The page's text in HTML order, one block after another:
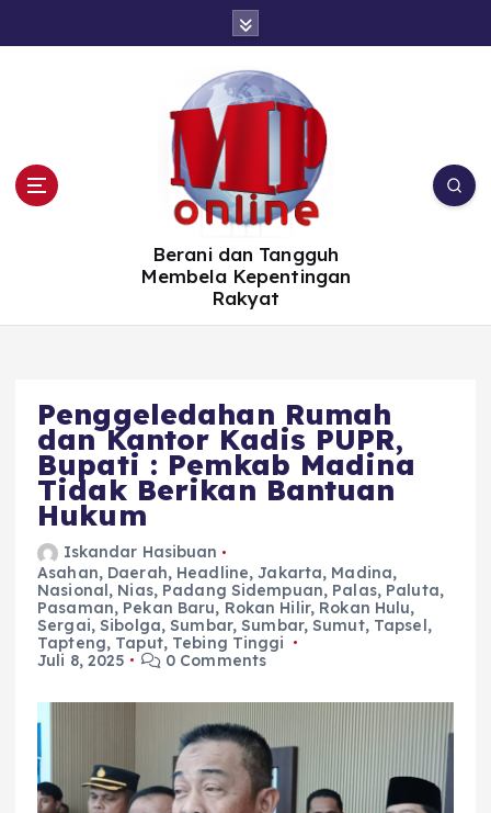
Berani dan Tangguh
Membela Kepentingan
Rakyat
Penggeledahan Rumah
dan Kantor Kadis PUPR,
Bupati : Pemkab Madina
Tidak Berikan Bantuan
Hukum
Iskandar Hasibuan
Asahan, Daerah, Headline,Jakarta, Madina,
Nasional, Nias, Padang Sidempuan, Palas, Paluta,
Pasaman, Pekan Baru, Rokan Hilir, Rokan Hulu,
Sergai,Sibolga,Sumbar,Sumbar,Sumut, Tapsel,
Tapteng, Taput, Tebing Tinggi
Juli 8, 2025
0 Comments